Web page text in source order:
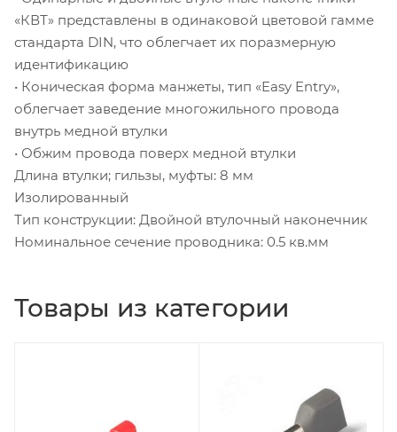
«КВТ» представлены в одинаковой цветовой гамме
стандарта DIN, что облегчает их поразмерную
идентификацию
• Коническая форма манжеты, тип «Easy Entry»,
облегчает заведение многожильного провода
внутрь медной втулки
• Обжим провода поверх медной втулки
Длина втулки; гильзы, муфты: 8 мм
Изолированный
Тип конструкции: Двойной втулочный наконечник
Номинальное сечение проводника: 0.5 кв.мм
Товары из категории